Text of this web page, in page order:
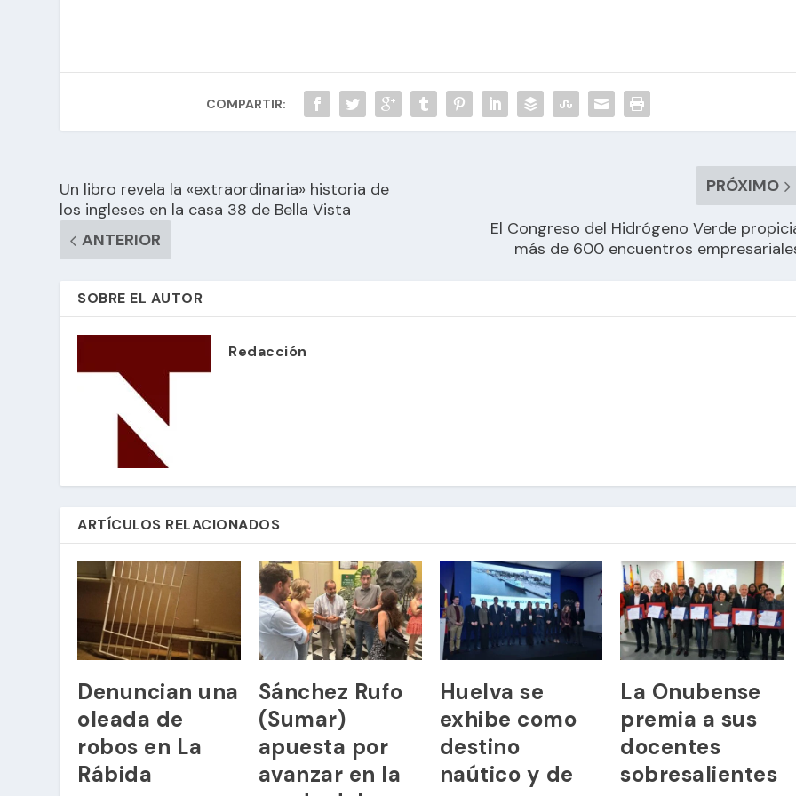
COMPARTIR:
Un libro revela la «extraordinaria» historia de
los ingleses en la casa 38 de Bella Vista
ANTERIOR
PRÓXIMO
El Congreso del Hidrógeno Verde
más de 600 encuentros
SOBRE EL AUTOR
Redacción
ARTÍCULOS RELACIONADOS
Denuncian una
oleada de
robos en La
Rábida
Sánchez Rufo
(Sumar)
apuesta por
avanzar en la
Huelva se
exhibe como
destino
naútico y de
La Onubense
premia a sus
docentes
sobresalientes